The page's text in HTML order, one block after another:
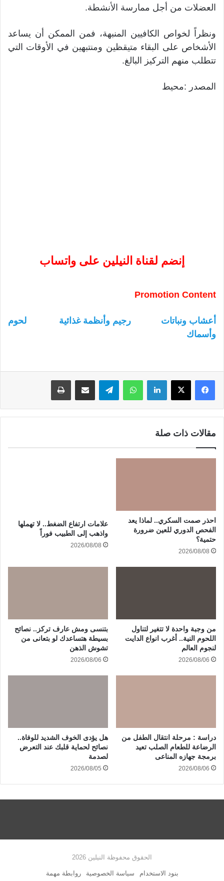
العضلات من أجل ممارسة الأنشطة.
ونظراً لخواص الكافيين المنبهة، فمن الممكن أن يساعد
الأشخاص على البقاء متيقظين ومنتبهين في الأوقات التي
تتطلب منهم التركيز البالغ.
المصدر :محيط
إنضم لقناة النيلين على واتساب
Promotion Content
أعشاب ونباتات رجيم وأنظمة غذائية
لحوم
وأسماك
لينكدإن واتساب
مقالات ذات صلة
احذر صمت السكري.. لماذا يعد
الفحص الدوري للعين ضرورة
حتمية؟
2026/08/08
علامات ارتفاع الضغط.. لا تهملها
واذهب إلى الطبيب فوراً
2026/08/08
من وجبة واحدة لا تتغير لتناول
اللحوم النية.. أغرب انواع الدايت
لنجوم العالم
2026/08/06
بتنسى ومش عارف تركز.. نصائح
بسيطة هتساعدك لو بتعانى من
تشوش الذهن
2026/08/06
دراسة : مرحلة انتقال الطفل من
الرضاعة للطعام الصلب تعيد
برمجة جهازه المناعى
2026/08/06
هل يؤدى الخوف الشديد للوفاة..
نصائح لحماية قلبك عند التعرض
لصدمة
2026/08/05
الحقوق محفوظة النيلين 2026
بنود الاستخدام سياسة الخصوصية روابطة مهمة